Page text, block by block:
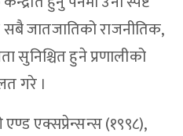
जातजातिको राजनीतिक,
सुनिश्चित हुने प्रणालीको
गरे ।
एक्सप्रेन्सन्स (१९९८),